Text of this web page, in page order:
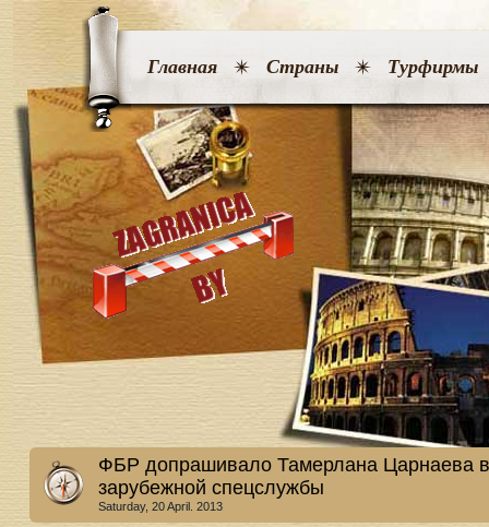
Главная Страны Турфирмы
ФБР допрашивало Тамерлана Царнаева в
зарубежной спецслужбы
Saturday, 20 April. 2013